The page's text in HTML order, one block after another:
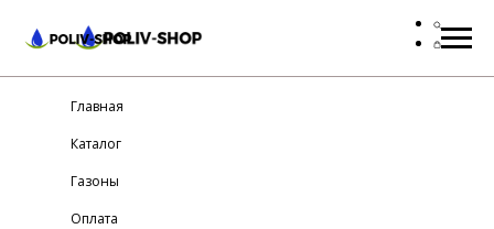
Главная
Каталог
Газоны
Оплата